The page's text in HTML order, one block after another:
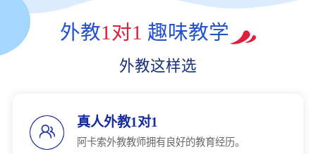
外教1对1 趣味教学
外教这样选
真人外教1对1
阿卡索外教教师拥有良好的教育经历。